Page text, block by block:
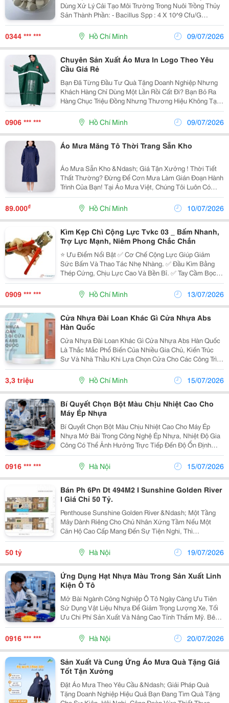
Dùng Xử Lý Cải Tạo Môi Trường Trong Nuôi Trồng Thủy
Sản Thành Phần: - Bacillus Spp : 4 X 10^9 Cfu/G
(Bacillus Subtilis, Bacillus Licheniformis) Công Dụng: -
Giảm Bùn Hữu Cơ Và Mùi Khó Chịu,...
0344 *** *** Hồ Chí Minh 09/07/2026
Chuyên Sản Xuất Áo Mưa In Logo Theo Yêu
Cầu Giá Rẻ
Bạn Đã Từng Đầu Tư Quà Tặng Doanh Nghiệp Nhưng
Khách Hàng Chỉ Dùng Một Lần Rồi Cất Đi? Bạn Bỏ Ra
Hàng Chục Triệu Đồng Nhưng Thương Hiệu Không Tạo
Được Ấn Tượng Lâu Dài? #Áo_Mưa In Logo Là Giải
Pháp Giúp Doanh Nghiệp Vừa Trao Đi Món Quà Thiết...
0906 *** *** Hồ Chí Minh 09/07/2026
Áo Mưa Măng Tô Thời Trang Sẵn Kho
Áo Mưa Sẵn Kho &Ndash; Giá Tận Xưởng ! Thời Tiết
Thất Thường? Đừng Để Cơn Mưa Làm Gián Đoạn Hành
Trình Của Bạn! Tại Áo Mưa Việt, Chúng Tôi Luôn Có
Mẫu Áo Mưa Sẵn Kho: Từ Áo Mưa Cánh Dơi, Áo Mưa
Bộ, Đến Các Mẫu Bít Tiện Lợi &Ndash; Đủ Màu, Đủ...
89.000₫ Hồ Chí Minh 10/07/2026
Kìm Kẹp Chì Cộng Lực Tvkc 03 _ Bấm Nhanh,
Trợ Lực Mạnh, Niêm Phong Chắc Chắn
⭐ Ưu Điểm Nổi Bật ✅ Cơ Chế Cộng Lực Giúp Giảm
Sức Bấm Và Thao Tác Nhẹ Nhàng. ✅ Đầu Kìm Bằng
Thép Cứng, Chịu Lực Cao Và Bền Bỉ. ✅ Tay Cầm Bọc
Cao Su Chống Trơn Trượt, Cầm Nắm Chắc Chắn. ✅
Bấm Chì Nhanh, Tạo Mối Bấm Đều Và Chắc Chắn. ✅
Thiết Kế Gọn...
0909 *** *** Hồ Chí Minh 13/07/2026
Cửa Nhựa Đài Loan Khác Gì Cửa Nhựa Abs
Hàn Quốc
Cửa Nhựa Đài Loan Khác Gì Cửa Nhựa Abs Hàn Quốc
Là Thắc Mắc Phổ Biến Của Nhiều Gia Chủ, Kiến Trúc
Sư Và Nhà Thầu Khi Lựa Chọn Cửa Cho Các Công Trình
Hiện Đại. Trong Bối Cảnh Thị Trường Có Nhiều Loại Cửa
Nhựa Với Chất Liệu, Cấu Tạo, Màu Sắc Và Mức Giá...
3,3 triệu Hồ Chí Minh 15/07/2026
Bí Quyết Chọn Bột Màu Chịu Nhiệt Cao Cho
Máy Ép Nhựa
Bí Quyết Chọn Bột Màu Chịu Nhiệt Cao Cho Máy Ép
Nhựa Mở Bài Trong Công Nghệ Ép Nhựa, Nhiệt Độ Gia
Công Có Thể Ảnh Hưởng Trực Tiếp Đến Độ Ổn Định
Của Chất Tạo Màu. Nếu Sử Dụng Bột Màu Không Phù
Hợp Với Điều Kiện Nhiệt, Sản Phẩm Có Thể Gặp Các...
0916 *** *** Hà Nội 15/07/2026
Bán Ph 6Pn Dt 494M2 I Sunshine Golden River
I Giá Chỉ 50 Tỷ.
Penthouse Sunshine Golden River &Ndash; Một Tầng
Mây Dành Riêng Cho Chủ Nhân Xứng Tầm Nếu Một
Căn Hộ Cao Cấp Mang Đến Sự Tiện Nghi, Thì
Penthouse Này Mang Đến Quyền Tự Do Kiến Tạo Một
Phong Cách Sống Không Giới Hạn. Thông Tin Căn Hộ:
Penthouse...
50 tỷ Hà Nội 19/07/2026
Ứng Dụng Hạt Nhựa Màu Trong Sản Xuất Linh
Kiện Ô Tô
Mở Bài Ngành Công Nghiệp Ô Tô Ngày Càng Ưu Tiên
Sử Dụng Vật Liệu Nhựa Để Giảm Trọng Lượng Xe, Tối
Ưu Chi Phí Sản Xuất Và Nâng Cao Tính Thẩm Mỹ. Bên
Cạnh Việc Lựa Chọn Loại Nhựa Phù Hợp, Hạt Nhựa
Màu Đóng Vai Trò Quan Trọng Trong Việc Tạo Màu
0916 *** *** Hà Nội 20/07/2026
Sản Xuất Và Cung Ứng Áo Mưa Quà Tặng Giá
Tốt Tận Xưởng
Đặt Áo Mưa Theo Yêu Cầu &Ndash; Giải Pháp Quà
Tặng Doanh Nghiệp Hiệu Quả Bạn Đang Tìm Quà Tặng